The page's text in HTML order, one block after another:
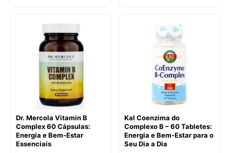
Dr. Mercola Vitamin B
Complex 60 Cápsulas:
Energia e Bem-Estar
Essenciais
Kal Coenzima do
Complexo B – 60 Tabletes:
Energia e Bem-Estar para o
Seu Dia a Dia